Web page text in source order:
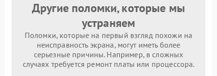
Другие поломки, которые мы
устраняем
Поломки, которые на первый взгляд похожи на
неисправность экрана, могут иметь более
серьезные причины. Например, в сложных
случаях требуется ремонт платы или процессора.